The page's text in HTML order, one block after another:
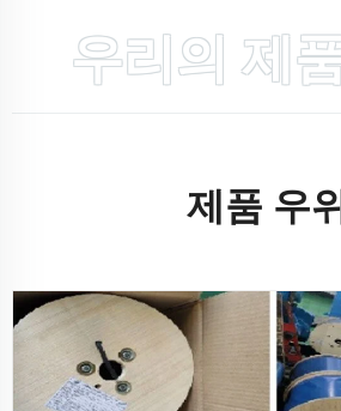
우리의 제
제품 우